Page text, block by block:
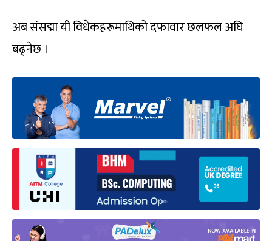
अब संसद्मा यी विधेकहरूमाथिको दफावार छलफल अघि
बढ्नेछ ।